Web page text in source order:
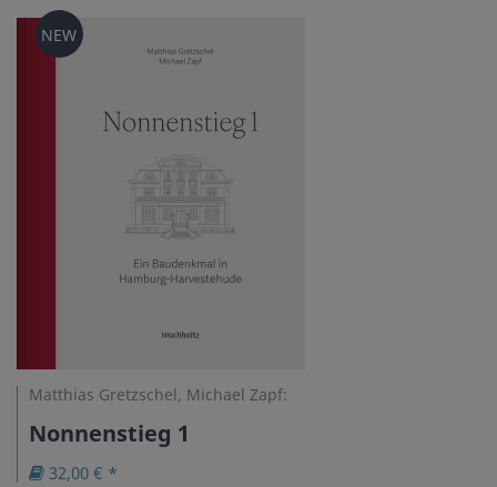
NEW
Matthias Gretzschel, Michael Zapf:
Nonnenstieg 1
32,00 € *